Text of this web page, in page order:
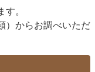
。
）からお調べいただ